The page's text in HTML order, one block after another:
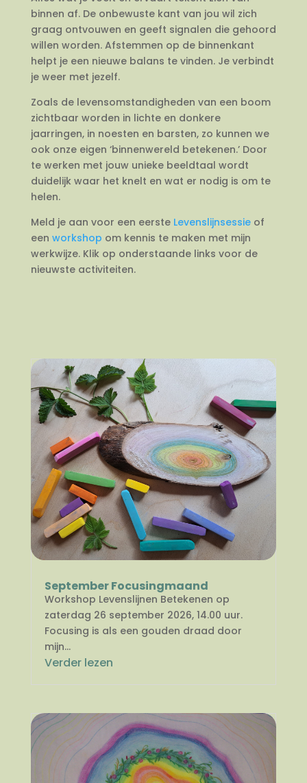
binnen af. De onbewuste kant van jou wil zich
graag ontvouwen en geeft signalen die gehoord
willen worden. Afstemmen op de binnenkant
helpt je een nieuwe balans te vinden. Je verbindt
je weer met jezelf.
Zoals de levensomstandigheden van een boom
zichtbaar worden in lichte en donkere
jaarringen, in noesten en barsten, zo kunnen we
ook onze eigen ‘binnenwereld betekenen.’ Door
te werken met jouw unieke beeldtaal wordt
duidelijk waar het knelt en wat er nodig is om te
helen.
Meld je aan voor een eerste Levenslijnsessieof
een workshop om kennis te maken met mijn
werkwijze. Klik op onderstaande links voor de
nieuwste activiteiten.
September Focusingmaand
Workshop Levenslijnen Betekenen op
zaterdag 26 september 2026, 14.00 uur.
Focusing is als een gouden draad door
mijn...
Verder lezen